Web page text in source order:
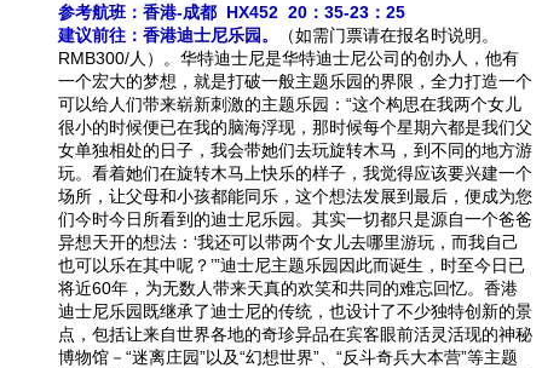
参考航班：香港-成都 HX452 20：35-23：25
建议前往：香港迪士尼乐园。
（如需门票请在报名时说明。
RMB300/人）。华特迪士尼是华特迪士尼公司的创办人，他有
一个宏大的梦想，就是打破一般主题乐园的界限，全力打造一个
可以给人们带来崭新刺激的主题乐园：“这个构思在我两个女儿
很小的时候便已在我的脑海浮现，那时候每个星期六都是我们父
女单独相处的日子，我会带她们去玩旋转木马，到不同的地方游
玩。看着她们在旋转木马上快乐的样子，我觉得应该要兴建一个
场所，让父母和小孩都能同乐，这个想法发展到最后，便成为您
们今时今日所看到的迪士尼乐园。其实一切都只是源自一个爸爸
异想天开的想法：‘我还可以带两个女儿去哪里游玩，而我自己
也可以乐在其中呢？’”迪士尼主题乐园因此而诞生，时至今日已
将近60年，为无数人带来天真的欢笑和共同的难忘回忆。香港
迪士尼乐园既继承了迪士尼的传统，也设计了不少独特创新的景
点，包括让来自世界各地的奇珍异品在宾客眼前活灵活现的神秘
博物馆－“迷离庄园”以及“幻想世界”、“反斗奇兵大本营”等主题